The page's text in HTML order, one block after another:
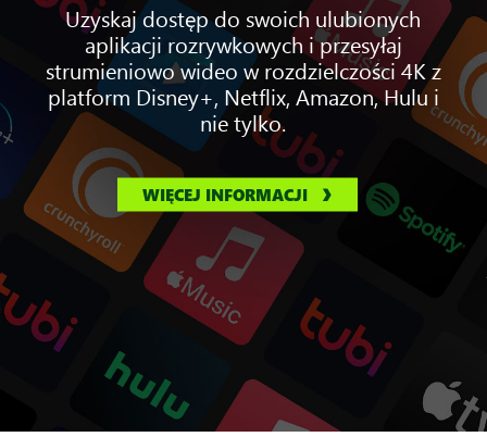
Uzyskaj dostęp do swoich ulubionych
aplikacji rozrywkowych i przesyłaj
strumieniowo wideo w rozdzielczości 4K z
platform Disney+, Netflix, Amazon, Hulu i
nie tylko.
WIĘCEJ INFORMACJI